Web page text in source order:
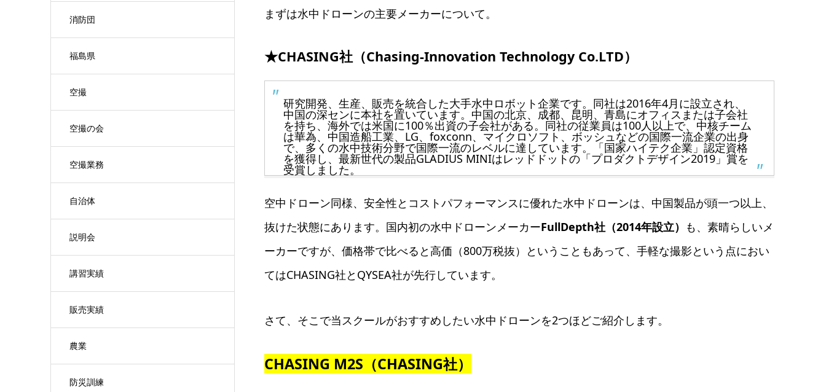
消防団
福島県
空撮
空撮の会
空撮業務
自治体
説明会
講習実績
販売実績
農業
防災訓練
まずは水中ドローンの主要メーカーについて。
★CHASING社（Chasing-Innovation Technology Co.LTD）
研究開発、生産、販売を統合した大手水中ロボット企業です。同社は2016年4月に設立され、
中国の深センに本社を置いています。中国の北京、成都、昆明、青島にオフィスまたは子会社
を持ち、海外では米国に100％出資の子会社がある。同社の従業員は100人以上で、中核チーム
は華為、中国造船工業、LG、foxconn、マイクロソフト、ボッシュなどの国際一流企業の出身
で、多くの水中技術分野で国際一流のレベルに達しています。「国家ハイテク企業」認定資格
を獲得し、最新世代の製品GLADIUS MINIはレッドドットの「プロダクトデザイン2019」賞を
受賞しました。
空中ドローン同様、安全性とコストパフォーマンスに優れた水中ドローンは、中国製品が頭一つ以上、
抜けた状態にあります。国内初の水中ドローンメーカーFullDepth社（2014年設立） も、素晴らしいメ
ーカーですが、価格帯で比べると高価（800万税抜）ということもあって、手軽な撮影という点におい
てはCHASING社とQYSEA社が先行しています。
さて、そこで当スクールがおすすめしたい水中ドローンを2つほどご紹介します。
CHASING M2S（CHASING社）